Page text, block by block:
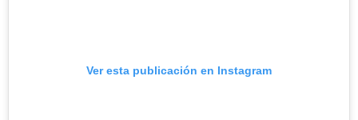
Ver esta publicación en Instagram